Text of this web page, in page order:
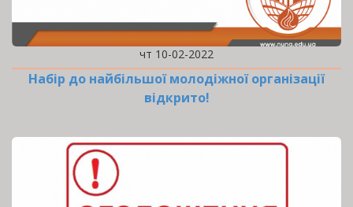
чт 10-02-2022
Набір до найбільшої молодіжної організації
відкрито!